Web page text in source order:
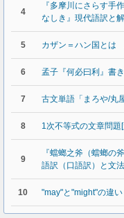
4
『多摩川にさらす
なしき』現代語訳と
5 カザン＝ハン国とは
6 孟子『何必曰利』書
7 古文単語「まろや/丸
8 1次不等式の文章問
9
『蟷螂之斧（蟷螂
語訳（口語訳）と文
10 "may"と"might"の違い